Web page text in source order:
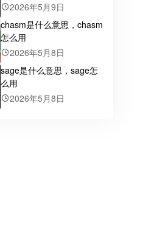
2026年5月9日
chasm是什么意思，chasm
怎么用
2026年5月8日
sage是什么意思，sage怎
么用
2026年5月8日